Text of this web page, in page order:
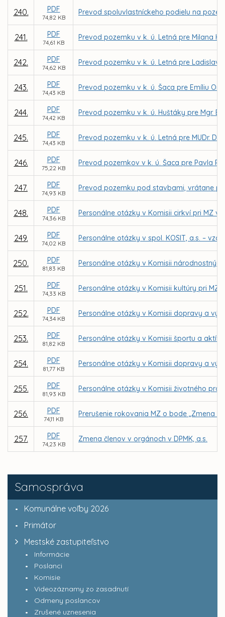
Samospráva
Komunálne voľby 2026
Primátor
Mestské zastupiteľstvo
Informácie
Poslanci
Komisie
Videozáznamy zo zasadnutí
Odmeny poslancov
Zrušené uznesenia
240. PDF
74,82 KB
Prevod spoluvlastníckeho podielu na
241. PDF
74,61 KB
Prevod pozemku v k. ú. Letná pre Milana
242. PDF
74,62 KB
Prevod pozemku v k. ú. Letná pre
243. PDF
74,43 KB
Prevod pozemku v k. ú. Šaca pre Emíliu
244. PDF
74,42 KB
Prevod pozemku v k. ú. Huštáky pre Mgr.
245. PDF
74,43 KB
Prevod pozemku v k. ú. Letná pre MUDr.
246. PDF
75,22 KB
Prevod pozemkov v k. ú. Šaca pre Pavla
247. PDF
74,93 KB
Prevod pozemku pod stavbami, vrátane
248. PDF
74,36 KB
Personálne otázky v Komisii cirkví pri MZ v
249. PDF
74,02 KB
Personálne otázky v spol. KOSIT, a.s. –
250. PDF
81,83 KB
Personálne otázky v Komisii
251. PDF
74,33 KB
Personálne otázky v Komisii kultúry pri MZ
252. PDF
74,34 KB
Personálne otázky v Komisii dopravy a
253. PDF
81,82 KB
Personálne otázky v Komisii športu a
254. PDF
81,77 KB
Personálne otázky v Komisii dopravy a
255. PDF
81,93 KB
Personálne otázky v Komisii životného
256. PDF
74,11 KB
Prerušenie rokovania MZ o bode „Zmena
257. PDF
74,23 KB
Zmena členov v orgánoch v DPMK, a.s.